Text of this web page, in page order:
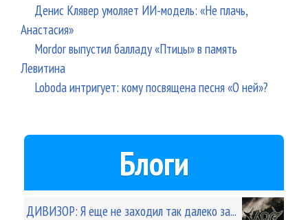
Денис Клявер умоляет ИИ-модель: «Не плачь,
Анастасия»
Mordor выпустил балладу «Птицы» в память
Левитина
Loboda интригует: кому посвящена песня «О ней»?
Блоги
ДИВИЗОР: Я еще не заходил так далеко за...